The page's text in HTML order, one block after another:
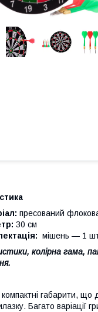
пресований
30 см
мішень — 1
колірна гама,
габарити, що
Багато варіації